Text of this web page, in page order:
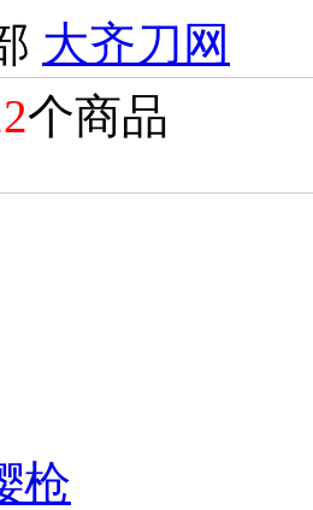
大齐刀网
个商品
枪